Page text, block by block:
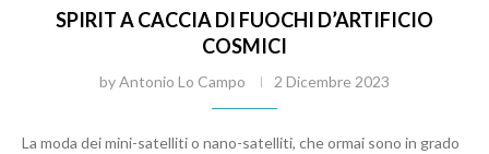
SPIRIT A CACCIA DI FUOCHI D’ARTIFICIO
COSMICI
byAntonio Lo Campo 2 Dicembre 2023
La moda dei mini-satelliti o nano-satelliti, che ormai sono in grado